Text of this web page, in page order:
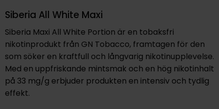
Siberia All White Maxi
Siberia Maxi All White Portion är en tobaksfri
nikotinprodukt från GN Tobacco, framtagen för den
som söker en kraftfull och långvarig nikotinupplevelse.
Med en uppfriskande mintsmak och en hög nikotinhalt
på 33 mg/g erbjuder produkten en intensiv och tydlig
effekt.